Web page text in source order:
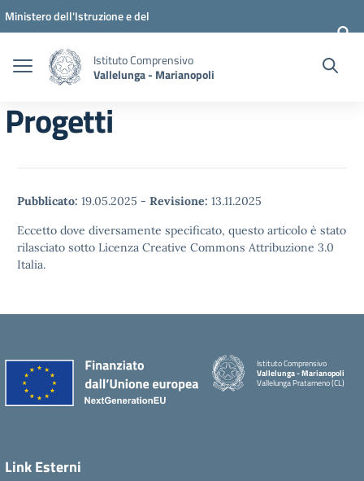
Vai ai contenuti
Vai al menu di navigazione
Vai al footer
Ministero dell'Istruzione e del
Istituto Comprensivo
Vallelunga - Marianopoli
Progetti
Pubblicato: 19.05.2025 - Revisione: 13.11.2025
Eccetto dove diversamente specificato, questo articolo è stato
rilasciato sotto Licenza Creative Commons Attribuzione 3.0
Italia.
Istituto Comprensivo
Vallelunga - Marianopoli
Vallelunga Pratameno (CL)
Link Esterni